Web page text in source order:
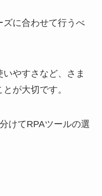
ズに合わせて行うべ
やすさなど、さま
が大切です。
けてRPAツールの選